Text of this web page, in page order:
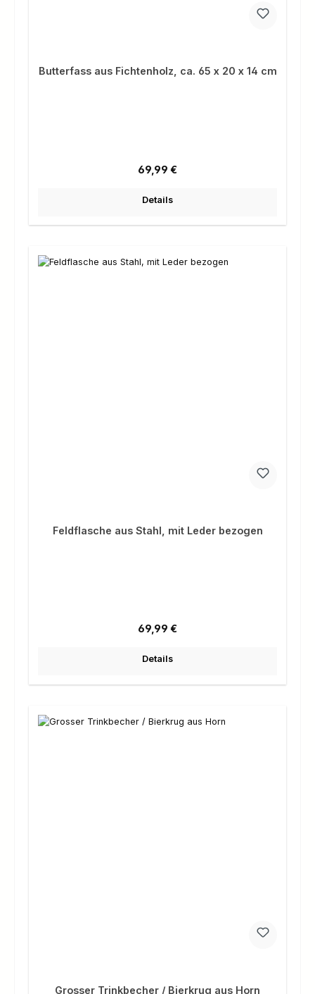
Butterfass aus Fichtenholz, ca. 65 x 20 x 14 cm
Regulärer Preis:
69,99 €
Details
Feldflasche aus Stahl, mit Leder bezogen
Regulärer Preis:
69,99 €
Details
Grosser Trinkbecher / Bierkrug aus Horn